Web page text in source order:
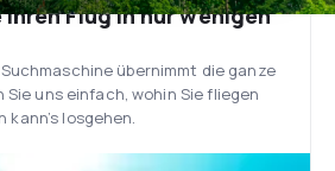
Ihren Flug in nur wenigen
übernimmt die ganze
Sie uns einfach, wohin Sie fliegen
losgehen.